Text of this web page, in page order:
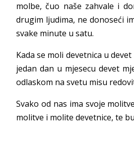
molbe, čuo naše zahvale i
drugim ljudima, ne donoseći
svake minute u satu.
Kada se moli devetnica u
jedan dan u mjesecu devet
odlaskom na svetu misu
Svako od nas ima svoje
molitve i molite devetnice, te